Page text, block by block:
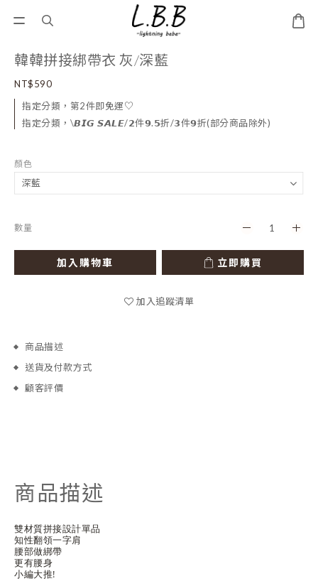
韓韓拼接綁帶衣 灰/深藍
NT$590
指定分類，第2件即免運♡
指定分類，\𝘽𝙄𝙂 𝙎𝘼𝙇𝙀/𝟮件𝟵.𝟱折/𝟯件𝟵折(部分商品除外)
顏色
數量
加入購物車 立即購買
加入追蹤清單
商品描述
送貨及付款方式
顧客評價
商品描述
雙材質拼接設計單品
知性翻領一字肩
腰部做綁帶
更有腰身
小編大推!